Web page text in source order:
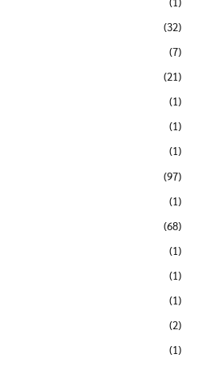
(32)
(7)
(21)
(1)
(1)
(1)
(97)
(1)
(68)
(1)
(1)
(1)
(2)
(1)